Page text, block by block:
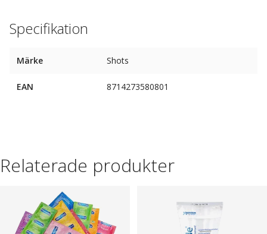
Specifikation
Märke Shots
EAN 8714273580801
Relaterade produkter